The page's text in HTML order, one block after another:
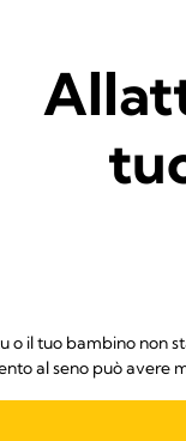
o il tuo bambino non
al seno può avere